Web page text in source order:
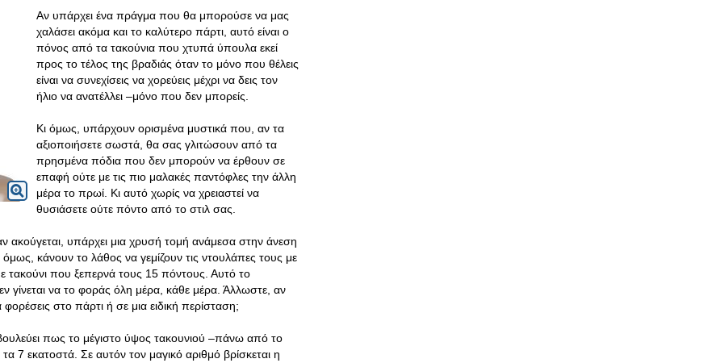
Αν υπάρχει ένα πράγμα που θα μπορούσε να μας
χαλάσει ακόμα και το καλύτερο πάρτι, αυτό είναι ο
πόνος από τα τακούνια που χτυπά ύπουλα εκεί
προς το τέλος της βραδιάς όταν το μόνο που θέλεις
είναι να συνεχίσεις να χορεύεις μέχρι να δεις τον
ήλιο να ανατέλλει –μόνο που δεν μπορείς.
Κι όμως, υπάρχουν ορισμένα μυστικά που, αν τα
αξιοποιήσετε σωστά, θα σας γλιτώσουν από τα
πρησμένα πόδια που δεν μπορούν να έρθουν σε
επαφή ούτε με τις πιο μαλακές παντόφλες την άλλη
μέρα το πρωί. Κι αυτό χωρίς να χρειαστεί να
θυσιάσετε ούτε πόντο από το στιλ σας.
ακούγεται, υπάρχει μια χρυσή τομή ανάμεσα στην άνεση
όμως, κάνουν το λάθος να γεμίζουν τις ντουλάπες τους με
τακούνι που ξεπερνά τους 15 πόντους. Αυτό το
γίνεται να το φοράς όλη μέρα, κάθε μέρα. Άλλωστε, αν
στο πάρτι ή σε μια ειδική περίσταση;
πως το μέγιστο ύψος τακουνιού –πάνω από το
7 εκατοστά. Σε αυτόν τον μαγικό αριθμό βρίσκεται η